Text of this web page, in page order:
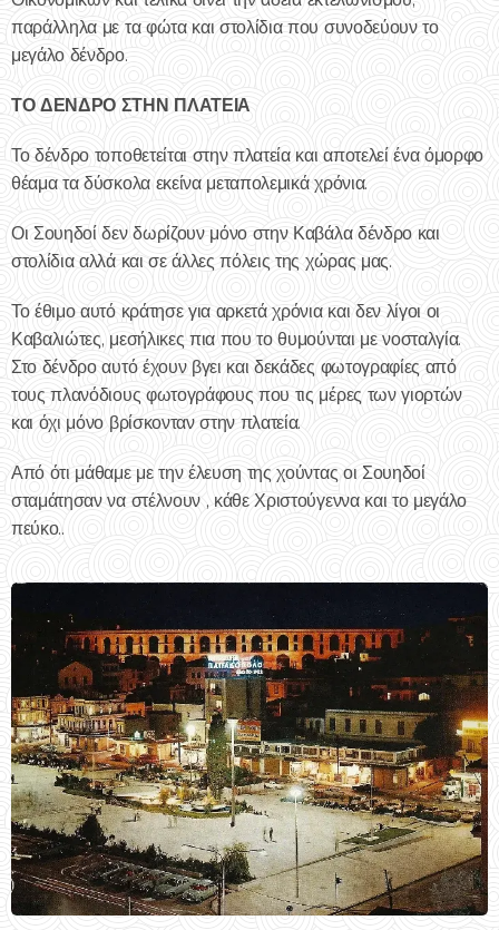
παράλληλα με τα φώτα και στολίδια που συνοδεύουν το
μεγάλο δένδρο.
ΤΟ ΔΕΝΔΡΟ ΣΤΗΝ ΠΛΑΤΕΙΑ
Το δένδρο τοποθετείται στην πλατεία και αποτελεί ένα όμορφο
θέαμα τα δύσκολα εκείνα μεταπολεμικά χρόνια.
Οι Σουηδοί δεν δωρίζουν μόνο στην Καβάλα δένδρο και
στολίδια αλλά και σε άλλες πόλεις της χώρας μας.
Το έθιμο αυτό κράτησε για αρκετά χρόνια και δεν λίγοι οι
Καβαλιώτες, μεσήλικες πια που το θυμούνται με νοσταλγία.
Στο δένδρο αυτό έχουν βγει και δεκάδες φωτογραφίες από
τους πλανόδιους φωτογράφους που τις μέρες των γιορτών
και όχι μόνο βρίσκονταν στην πλατεία.
Από ότι μάθαμε με την έλευση της χούντας οι Σουηδοί
σταμάτησαν να στέλνουν , κάθε Χριστούγεννα και το μεγάλο
πεύκο..